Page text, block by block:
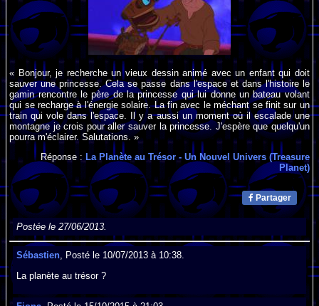
« Bonjour, je recherche un vieux dessin animé avec un enfant qui doit
sauver une princesse. Cela se passe dans l'espace et dans l'histoire le
gamin rencontre le père de la princesse qui lui donne un bateau volant
qui se recharge à l'énergie solaire. La fin avec le méchant se finit sur un
train qui vole dans l'espace. Il y a aussi un moment où il escalade une
montagne je crois pour aller sauver la princesse. J'espère que quelqu'un
pourra m'éclairer. Salutations. »
Réponse :La Planète au Trésor - Un Nouvel Univers (Treasure
Planet)
Partager
Postée le 27/06/2013.
Sébastien, Posté le 10/07/2013 à 10:38.
La planète au trésor ?